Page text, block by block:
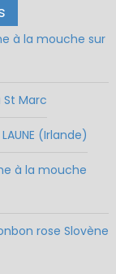
à la mouche sur
Marc
(Irlande)
à la mouche
rose Slovène